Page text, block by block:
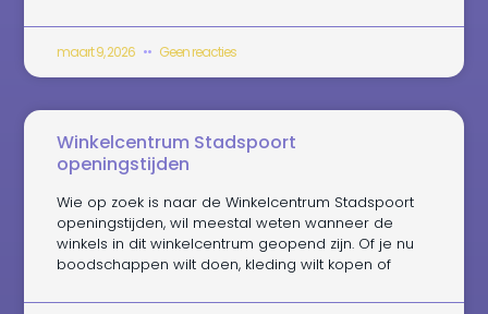
maart 9, 2026 Geen reacties
Winkelcentrum Stadspoort
openingstijden
Wie op zoek is naar de Winkelcentrum Stadspoort
openingstijden, wil meestal weten wanneer de
winkels in dit winkelcentrum geopend zijn. Of je nu
boodschappen wilt doen, kleding wilt kopen of